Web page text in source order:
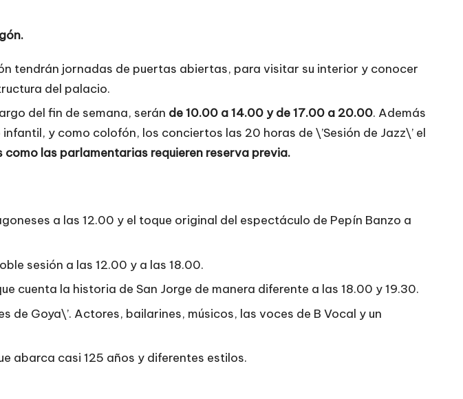
tendrán jornadas de puertas abiertas, para visitar su interior y conocer
del palacio.
del fin de semana, serán de 10.00 a 14.00 y de 17.00 a 20.00. Además
y como colofón, los conciertos las 20 horas de \’Sesión de Jazz\’ el
las parlamentarias requieren reserva previa.
a las 12.00 y el toque original del espectáculo de Pepín Banzo a
sesión a las 12.00 y a las 18.00.
cuenta la historia de San Jorge de manera diferente a las 18.00 y 19.30.
de Goya\’. Actores, bailarines, músicos, las voces de B Vocal y un
abarca casi 125 años y diferentes estilos.